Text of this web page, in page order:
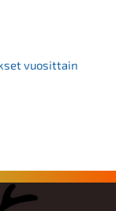
vuosittain